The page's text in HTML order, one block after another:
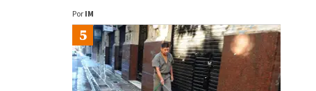
Por IM